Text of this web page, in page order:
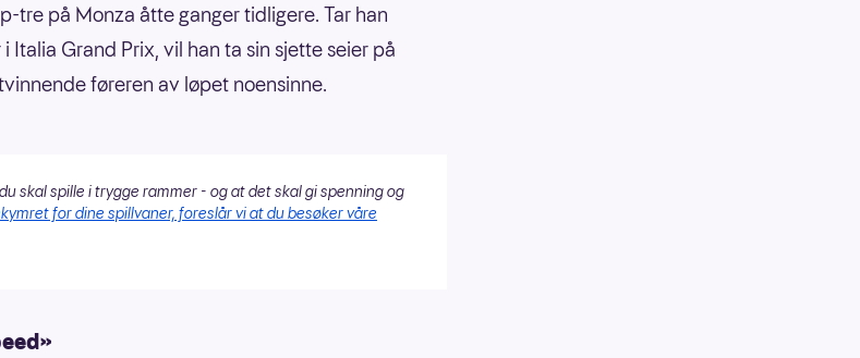
tre på Monza åtte ganger tidligere. Tar han
Italia Grand Prix, vil han ta sin sjette seier på
føreren av løpet noensinne.
skal spille i trygge rammer - og at det skal gi spenning og
for dine spillvaner, foreslår vi at du besøker våre